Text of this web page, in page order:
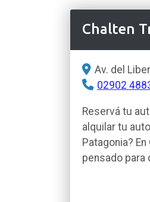
Chalten
Av. del
02902
Reservá tu
alquilar tu
Patagonia?
pensado para